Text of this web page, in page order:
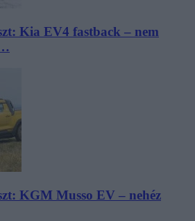
Kia EV4 fastback – nem
KGM Musso EV – nehéz